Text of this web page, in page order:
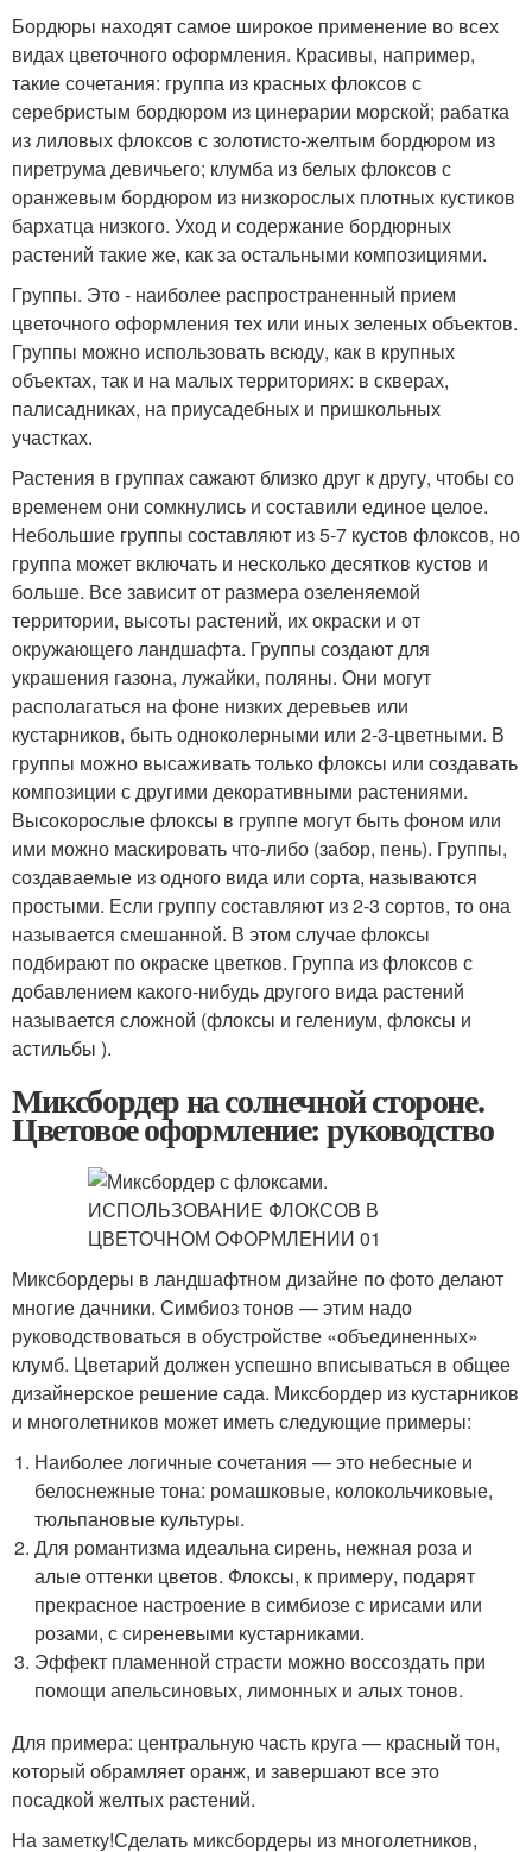
Бордюры находят самое широкое применение во всех
видах цветочного оформления. Красивы, например,
такие сочетания: группа из красных флоксов с
серебристым бордюром из цинерарии морской; рабатка
из лиловых флоксов с золотисто-желтым бордюром из
пиретрума девичьего; клумба из белых флоксов с
оранжевым бордюром из низкорослых плотных кустиков
бархатца низкого. Уход и содержание бордюрных
растений такие же, как за остальными композициями.
Группы. Это - наиболее распространенный прием
цветочного оформления тех или иных зеленых объектов.
Группы можно использовать всюду, как в крупных
объектах, так и на малых территориях: в скверах,
палисадниках, на приусадебных и пришкольных
участках.
Растения в группах сажают близко друг к другу, чтобы со
временем они сомкнулись и составили единое целое.
Небольшие группы составляют из 5-7 кустов флоксов, но
группа может включать и несколько десятков кустов и
больше. Все зависит от размера озеленяемой
территории, высоты растений, их окраски и от
окружающего ландшафта. Группы создают для
украшения газона, лужайки, поляны. Они могут
располагаться на фоне низких деревьев или
кустарников, быть одноколерными или 2-3-цветными. В
группы можно высаживать только флоксы или создавать
композиции с другими декоративными растениями.
Высокорослые флоксы в группе могут быть фоном или
ими можно маскировать что-либо (забор, пень). Группы,
создаваемые из одного вида или сорта, называются
простыми. Если группу составляют из 2-3 сортов, то она
называется смешанной. В этом случае флоксы
подбирают по окраске цветков. Группа из флоксов с
добавлением какого-нибудь другого вида растений
называется сложной (флоксы и гелениум, флоксы и
астильбы ).
Миксбордер на солнечной стороне.
Цветовое оформление: руководство
Миксбордеры в ландшафтном дизайне по фото делают
многие дачники. Симбиоз тонов — этим надо
руководствоваться в обустройстве «объединенных»
клумб. Цветарий должен успешно вписываться в общее
дизайнерское решение сада. Миксбордер из кустарников
и многолетников может иметь следующие примеры:
Наиболее логичные сочетания — это небесные и
белоснежные тона: ромашковые, колокольчиковые,
тюльпановые культуры.
Для романтизма идеальна сирень, нежная роза и
алые оттенки цветов. Флоксы, к примеру, подарят
прекрасное настроение в симбиозе с ирисами или
розами, с сиреневыми кустарниками.
Эффект пламенной страсти можно воссоздать при
помощи апельсиновых, лимонных и алых тонов.
Для примера: центральную часть круга — красный тон,
который обрамляет оранж, и завершают все это
посадкой желтых растений.
На заметку!Сделать миксбордеры из многолетников,